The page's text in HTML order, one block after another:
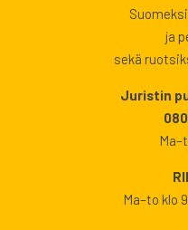
ja
sekä
Juristin
Ma–to klo